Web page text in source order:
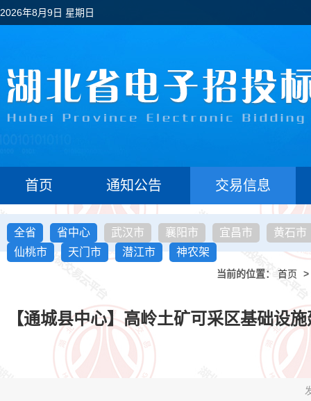
2026年8月9日 星期日
首页 通知公告 交易信息
全省 省中心 武汉市 襄阳市 宜昌市
黄石市
仙桃市
天门市 潜江市 神农架
当前的位置： 首页 >
【通城县中心】高岭土矿可采区基础设